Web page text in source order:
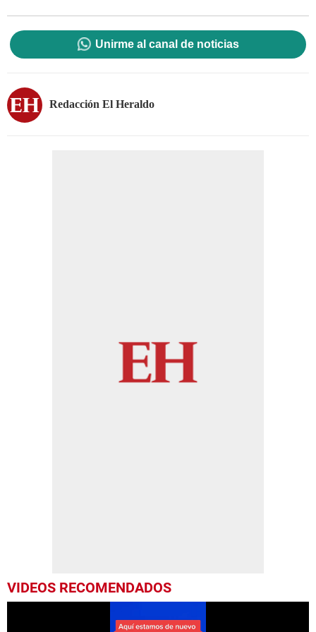
Unirme al canal de noticias
Redacción El Heraldo
VIDEOS RECOMENDADOS